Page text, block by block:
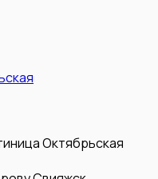
Октябрьская